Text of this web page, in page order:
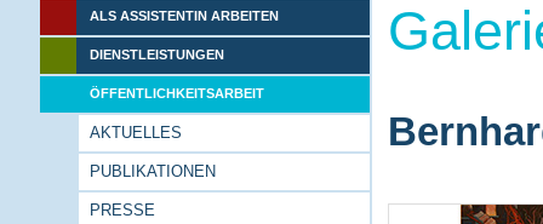
ALS ASSISTENTIN ARBEITEN
DIENSTLEISTUNGEN
ÖFFENTLICHKEITSARBEIT
AKTUELLES
PUBLIKATIONEN
PRESSE